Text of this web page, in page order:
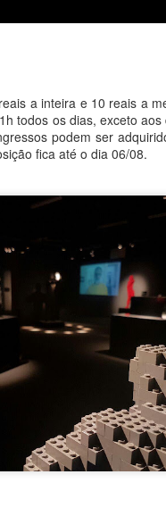
a inteira e 10 reais a
todos os dias, exceto
podem ser
fica até o dia 06/08.